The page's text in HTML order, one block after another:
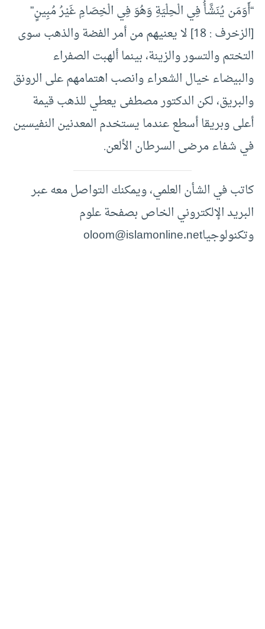
“أَوَمَن يُنَشَّأُ فِي الْحِلْيَةِ وَهُوَ فِي الْخِصَامِ غَيْرُ مُبِينٍ”
[الزخرف : 18] لا يعنيهم من أمر الفضة والذهب سوى
التختم والتسور والزينة، بينما ألهبت الصفراء
والبيضاء خيال الشعراء وانصب اهتمامهم على الرونق
والبريق، لكن الدكتور مصطفى يعطي للذهب قيمة
أعلى وبريقا أسطع عندما يستخدم المعدنين النفيسين
في شفاء مرضى السرطان الألعن.
كاتب في الشأن العلمي، ويمكنك التواصل معه عبر
البريد الإلكتروني الخاص بصفحة علوم
وتكنولوجياoloom@islamonline.net